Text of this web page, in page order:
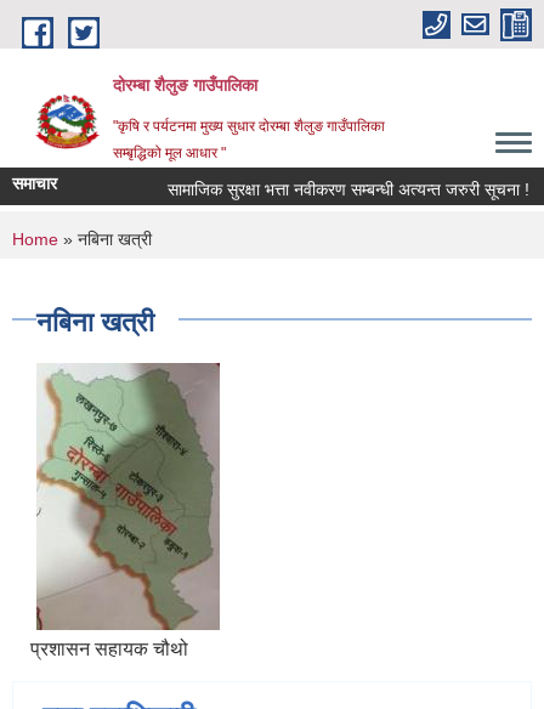
Skip to main content
दोरम्बा शैलुङ गाउँपालिका
"कृषि र पर्यटनमा मुख्य सुधार दोरम्बा शैलुङ गाउँपालिका
सम्बृद्धिको मूल आधार "
समाचार सामाजिक सुरक्षा भत्ता नवीकरण सम्बन्धी अत्यन्त जरुरी सूचना !
You are here
Home » नबिना खत्री
नबिना खत्री
प्रशासन सहायक चौथो